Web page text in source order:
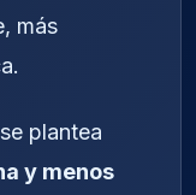
más
plantea
y menos